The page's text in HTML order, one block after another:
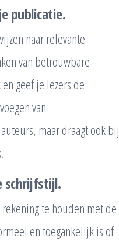
publicatie.
naar relevante
van betrouwbare
geef je lezers de
van
maar draagt ook bij
schrijfstijl.
te houden met de
en toegankelijk is of